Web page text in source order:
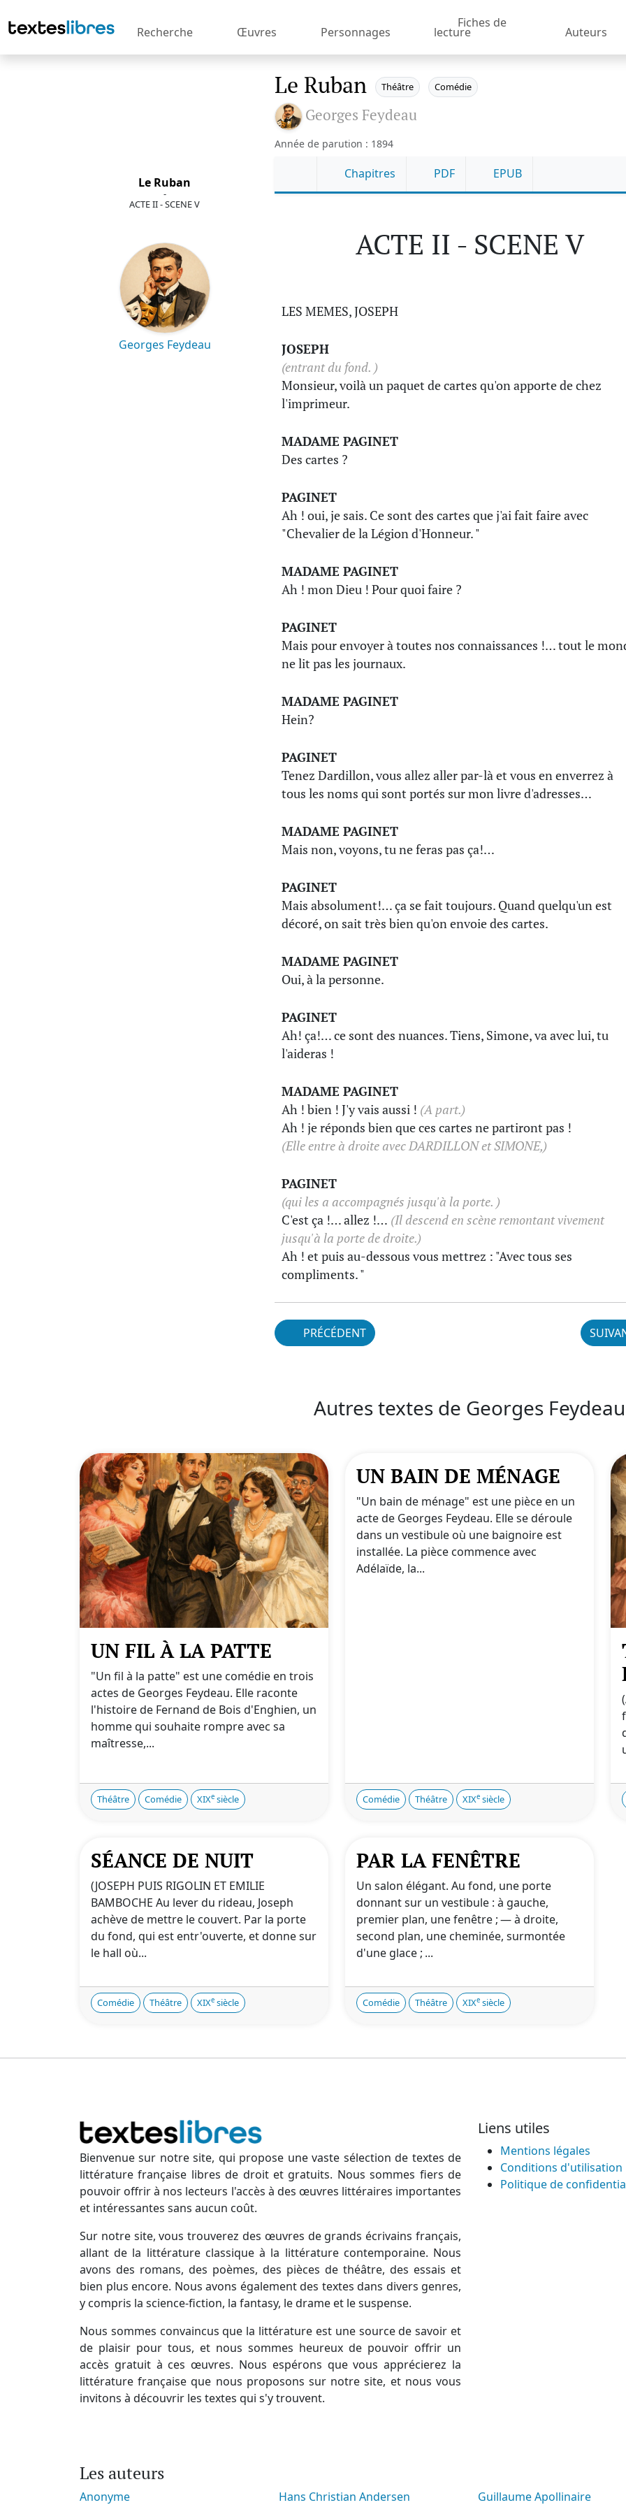
Recherche Œuvres Personnages
Fiches de
lecture Auteurs
Le Ruban
-
ACTE II - SCENE V
Georges Feydeau
Le Ruban Théâtre Comédie
Georges Feydeau
Année de parution : 1894
Chapitres PDF EPUB
ACTE II - SCENE V
LES MEMES, JOSEPH
JOSEPH
(entrant du fond. )
Monsieur, voilà un paquet de cartes qu'on apporte de chez
l'imprimeur.
MADAME PAGINET
Des cartes ?
PAGINET
Ah ! oui, je sais. Ce sont des cartes que j'ai fait faire avec
"Chevalier de la Légion d'Honneur. "
MADAME PAGINET
Ah ! mon Dieu ! Pour quoi faire ?
PAGINET
Mais pour envoyer à toutes nos connaissances !… tout le
ne lit pas les journaux.
MADAME PAGINET
Hein?
PAGINET
Tenez Dardillon, vous allez aller par-là et vous en enverrez à
tous les noms qui sont portés sur mon livre d'adresses…
MADAME PAGINET
Mais non, voyons, tu ne feras pas ça!…
PAGINET
Mais absolument!… ça se fait toujours. Quand quelqu'un est
décoré, on sait très bien qu'on envoie des cartes.
MADAME PAGINET
Oui, à la personne.
PAGINET
Ah! ça!… ce sont des nuances. Tiens, Simone, va avec lui, tu
l'aideras !
MADAME PAGINET
Ah ! bien ! J'y vais aussi ! (A part.)
Ah ! je réponds bien que ces cartes ne partiront pas !
(Elle entre à droite avec DARDILLON et SIMONE,)
PAGINET
(qui les a accompagnés jusqu'à la porte. )
C'est ça !… allez !… (Il descend en scène remontant vivement
jusqu'à la porte de droite.)
Ah ! et puis au-dessous vous mettrez : "Avec tous ses
compliments. "
PRÉCÉDENT
Autres textes de Georges Feydeau
UN FIL À LA PATTE
"Un fil à la patte" est une comédie en trois
actes de Georges Feydeau. Elle raconte
l'histoire de Fernand de Bois d'Enghien, un
homme qui souhaite rompre avec sa
maîtresse,...
Théâtre Comédie XIXe siècle
UN BAIN DE MÉNAGE
"Un bain de ménage" est une pièce en un
acte de Georges Feydeau. Elle se déroule
dans un vestibule où une baignoire est
installée. La pièce commence avec
Adélaïde, la...
Comédie Théâtre XIXe siècle
SÉANCE DE NUIT
(JOSEPH PUIS RIGOLIN ET EMILIE
BAMBOCHE Au lever du rideau, Joseph
achève de mettre le couvert. Par la porte
du fond, qui est entr'ouverte, et donne sur
le hall où...
Comédie Théâtre XIXe siècle
PAR LA FENÊTRE
Un salon élégant. Au fond, une porte
donnant sur un vestibule : à gauche,
premier plan, une fenêtre ; — à droite,
second plan, une cheminée, surmontée
d'une glace ; ...
Comédie Théâtre XIXe siècle
Bienvenue sur notre site, qui propose une vaste sélection de textes de
littérature française libres de droit et gratuits. Nous sommes fiers de
pouvoir offrir à nos lecteurs l'accès à des œuvres littéraires importantes
et intéressantes sans aucun coût.
Sur notre site, vous trouverez des œuvres de grands écrivains français,
allant de la littérature classique à la littérature contemporaine. Nous
avons des romans, des poèmes, des pièces de théâtre, des essais et
bien plus encore. Nous avons également des textes dans divers genres,
y compris la science-fiction, la fantasy, le drame et le suspense.
Nous sommes convaincus que la littérature est une source de savoir et
de plaisir pour tous, et nous sommes heureux de pouvoir offrir un
accès gratuit à ces œuvres. Nous espérons que vous apprécierez la
littérature française que nous proposons sur notre site, et nous vous
invitons à découvrir les textes qui s'y trouvent.
Liens utiles
Mentions légales
Conditions d'utilisation
Politique de
Les auteurs
Anonyme Hans Christian Andersen Guillaume Apollinaire